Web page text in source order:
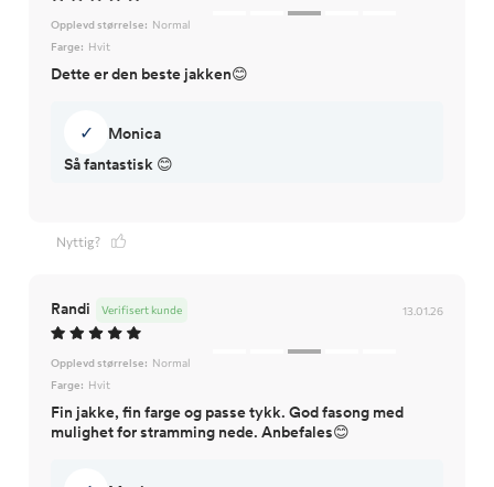
Opplevd størrelse: Normal
Farge: Hvit
Dette er den beste jakken😊
✓
Monica
Så fantastisk 😊
Nyttig?
Randi 13.01.26
Verifisert kunde
Opplevd størrelse: Normal
Farge: Hvit
Fin jakke, fin farge og passe tykk. God fasong med
mulighet for stramming nede. Anbefales😊